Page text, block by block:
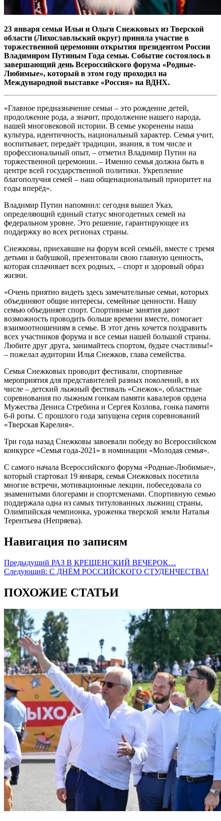
23 января семья Ильи и Ольги Снежковых из Тверской
области (Лихославльский округ) приняла участие в
торжественной церемонии открытия президентом России
Владимиром Путиным Года семьи. Событие состоялось в
завершающий день Всероссийского форума «Родные-
Любимые», который в этом году проходил на
Международной выставке «Россия» на ВДНХ.
«Главное предназначение семьи – это рождение детей,
продолжение рода, а значит, продолжение нашего народа,
нашей многовековой истории. В семье укоренены наша
культура, идентичность, национальный характер. Семья учит,
воспитывает, передаёт традиции, знания, в том числе и
профессиональный опыт, – отметил Владимир Путин на
торжественной церемонии. – Именно семья должна быть в
центре всей государственной политики. Укрепление
благополучия семей – наш общенациональный приоритет на
годы вперёд».
Владимир Путин напомнил: сегодня вышел Указ,
определяющий единый статус многодетных семей на
федеральном уровне. Это решение, гарантирующее их
поддержку во всех регионах страны.
Снежковы, приехавшие на форум всей семьёй, вместе с тремя
детьми и бабушкой, презентовали свою главную ценность,
которая сплачивает всех родных, – спорт и здоровый образ
жизни.
«Очень приятно видеть здесь замечательные семьи, которых
объединяют общие интересы, семейные ценности. Нашу
семью объединяет спорт. Спортивные занятия дают
возможность проводить больше времени вместе, помогает
взаимоотношениям в семье. В этот день хочется поздравить
всех участников форума и все семьи нашей большой страны.
Любите друг друга, занимайтесь спортом, будьте счастливы!»
– пожелал аудитории Илья Снежков, глава семейства.
Семья Снежковых проводит фестивали, спортивные
мероприятия для представителей разных поколений, в их
числе – детский лыжный фестиваль «Снежок», областные
соревнования по лыжным гонкам памяти кавалеров ордена
Мужества Дениса Стребина и Сергея Козлова, гонка памяти
6-й роты. С прошлого года запущена серия соревнований
«Тверская Карелия».
Три года назад Снежковы завоевали победу во Всероссийском
конкурсе «Семья года-2021» в номинации «Молодая семья».
С самого начала Всероссийского форума «Родные-Любимые»,
который стартовал 19 января, семья Снежковых посетила
многие встречи, мотивационные лекции, побеседовала со
знаменитыми блогерами и спортсменами. Спортивную семью
поддержала одна из самых титулованных лыжниц страны,
Олимпийская чемпионка, уроженка тверской земли Наталья
Терентьева (Непряева).
Навигация по записям
Предыдущий РАЗ В КРЕЩЕНСКИЙ ВЕЧЕРОК…
Следующий: С ДНЁМ РОССИЙСКОГО СТУДЕНЧЕСТВА!
ПОХОЖИЕ СТАТЬИ